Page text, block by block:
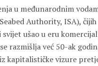
u međunarodnim
Authority, ISA),
ušao u eru
razmišlja već 50-ak
kapitalističke vizure